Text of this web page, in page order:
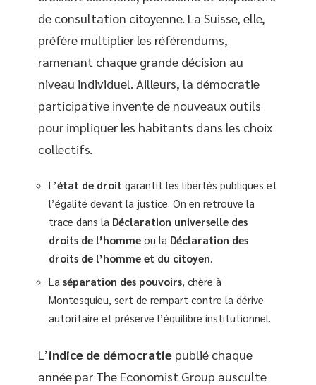
de consultation citoyenne. La Suisse, elle,
préfère multiplier les référendums,
ramenant chaque grande décision au
niveau individuel. Ailleurs, la démocratie
participative invente de nouveaux outils
pour impliquer les habitants dans les choix
collectifs.
L’état de droit garantit les libertés publiques et
l’égalité devant la justice. On en retrouve la
trace dans la Déclaration universelle des
droits de l’homme ou la Déclaration des
droits de l’homme et du citoyen
La séparation des pouvoirs, chère à
Montesquieu, sert de rempart contre la dérive
autoritaire et préserve l’équilibre institutionnel.
L’indice de démocratie publié chaque
année par The Economist Group ausculte